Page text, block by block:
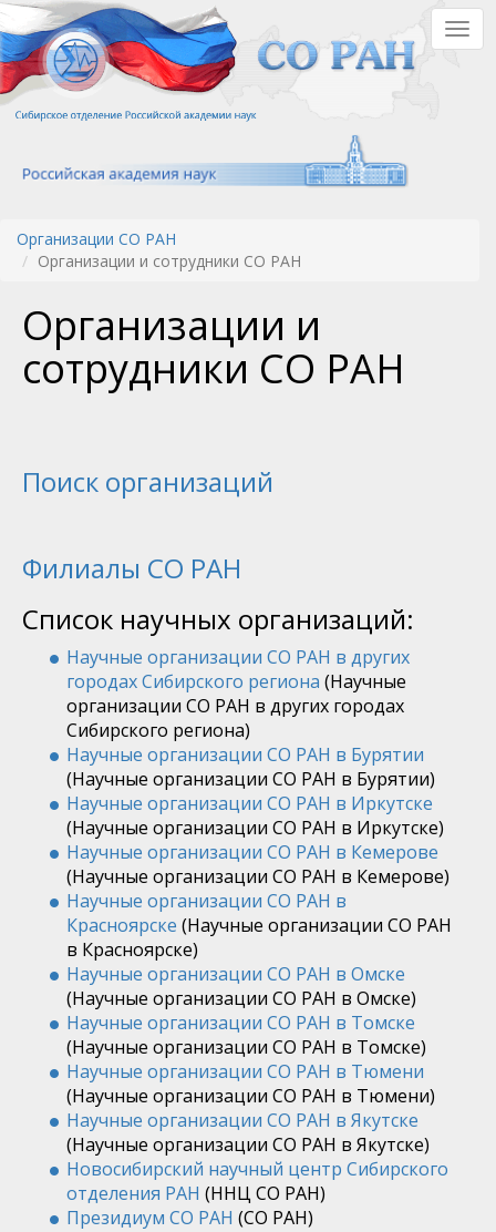
Перейти
к
основному
содержанию
Организации СО РАН
Организации и сотрудники СО РАН
Организации и
сотрудники СО РАН
Поиск организаций
Филиалы СО РАН
Список научных организаций:
Научные организации СО РАН в других
городах Сибирского региона (Научные
организации СО РАН в других городах
Сибирского региона)
Научные организации СО РАН в Бурятии
(Научные организации СО РАН в Бурятии)
Научные организации СО РАН в Иркутске
(Научные организации СО РАН в Иркутске)
Научные организации СО РАН в Кемерове
(Научные организации СО РАН в Кемерове)
Научные организации СО РАН в
Красноярске (Научные организации СО РАН
в Красноярске)
Научные организации СО РАН в Омске
(Научные организации СО РАН в Омске)
Научные организации СО РАН в Томске
(Научные организации СО РАН в Томске)
Научные организации СО РАН в Тюмени
(Научные организации СО РАН в Тюмени)
Научные организации СО РАН в Якутске
(Научные организации СО РАН в Якутске)
Новосибирский научный центр Сибирского
отделения РАН (ННЦ СО РАН)
Президиум СО РАН (СО РАН)